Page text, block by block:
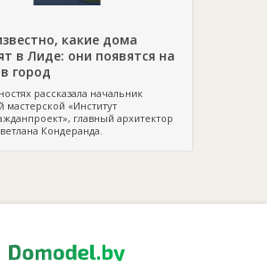
какие дома
в Лиде: они появятся на
город
рассказала начальник
мастерской «Институт
главный архитектор
Кондеранда.